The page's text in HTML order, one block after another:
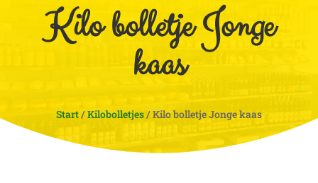
Kilo bolletje Jonge
kaas
Start/Kilobolletjes/ Kilo bolletje Jonge kaas